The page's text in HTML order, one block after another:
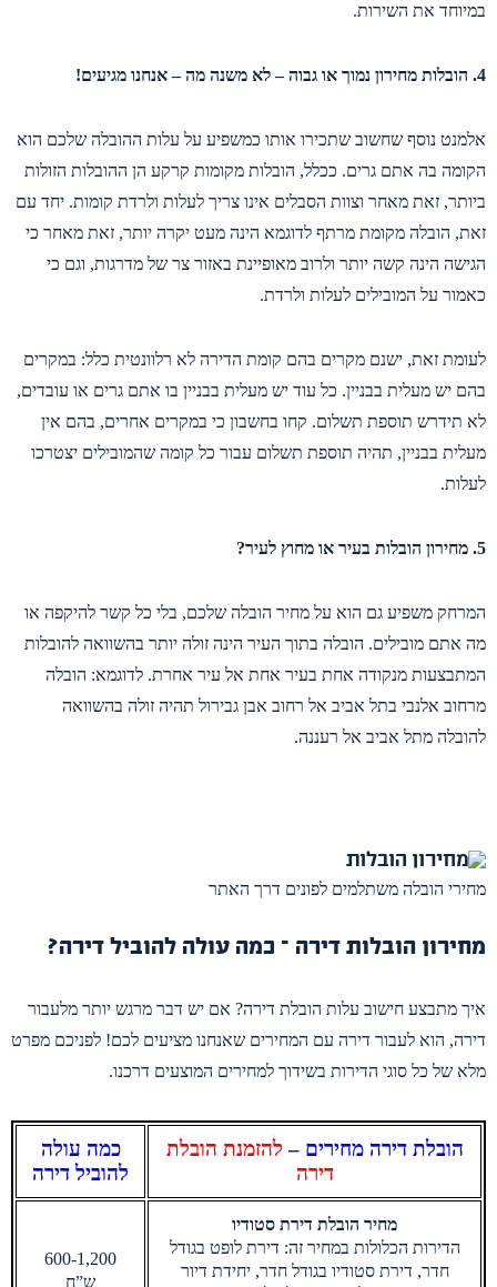
במיוחד את השירות.
4. הובלות מחירון נמוך או גבוה – לא משנה מה – אנחנו מגיעים!
אלמנט נוסף שחשוב שתכירו אותו כמשפיע על עלות ההובלה שלכם הוא
הקומה בה אתם גרים. ככלל, הובלות מקומות קרקע הן ההובלות הזולות
ביותר, זאת מאחר וצוות הסבלים אינו צריך לעלות ולרדת קומות. יחד עם
זאת, הובלה מקומת מרתף לדוגמא הינה מעט יקרה יותר, זאת מאחר כי
הגישה הינה קשה יותר ולרוב מאופיינת באזור צר של מדרגות, וגם כי
כאמור על המובילים לעלות ולרדת.
לעומת זאת, ישנם מקרים בהם קומת הדירה לא רלוונטית כלל: במקרים
בהם יש מעלית בבניין. כל עוד יש מעלית בבניין בו אתם גרים או עובדים,
לא תידרש תוספת תשלום. קחו בחשבון כי במקרים אחרים, בהם אין
מעלית בבניין, תהיה תוספת תשלום עבור כל קומה שהמובילים יצטרכו
לעלות.
5. מחירון הובלות בעיר או מחוץ לעיר?
המרחק משפיע גם הוא על מחיר הובלה שלכם, בלי כל קשר להיקפה או
מה אתם מובילים. הובלה בתוך העיר הינה זולה יותר בהשוואה להובלות
המתבצעות מנקודה אחת בעיר אחת אל עיר אחרת. לדוגמא: הובלה
מרחוב אלנבי בתל אביב אל רחוב אבן גבירול תהיה זולה בהשוואה
להובלה מתל אביב אל רעננה.
מחירי הובלה משתלמים לפונים דרך האתר
מחירון הובלות דירה – כמה עולה להוביל דירה?
איך מתבצע חישוב עלות הובלת דירה? אם יש דבר מרגש יותר מלעבור
דירה, הוא לעבור דירה עם המחירים שאנחנו מציעים לכם! לפניכם מפרט
מלא של כל סוגי הדירות בשידוך למחירים המוצעים דרכנו.
הובלת דירה מחירים – להזמנת הובלת
דירה
כמה עולה
להוביל דירה
מחיר הובלת דירת סטודיו
הדירות הכלולות במחיר זה: דירת לופט בגודל
חדר, דירת סטודיו בגודל חדר, יחידת דיור
600-1,200
ש”ח